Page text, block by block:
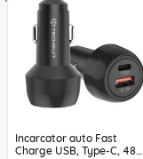
Incarcator auto Fast
Charge USB, Type-C, 48W